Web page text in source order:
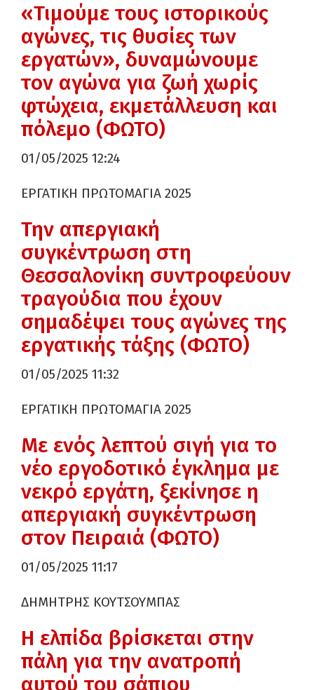
«Τιμούμε τους ιστορικούς
αγώνες, τις θυσίες των
εργατών», δυναμώνουμε
τον αγώνα για ζωή χωρίς
φτώχεια, εκμετάλλευση και
πόλεμο (ΦΩΤΟ)
01/05/2025 12:24
ΕΡΓΑΤΙΚΗ ΠΡΩΤΟΜΑΓΙΑ 2025
Την απεργιακή
συγκέντρωση στη
Θεσσαλονίκη συντροφεύουν
τραγούδια που έχουν
σημαδέψει τους αγώνες της
εργατικής τάξης (ΦΩΤΟ)
01/05/2025 11:32
ΕΡΓΑΤΙΚΗ ΠΡΩΤΟΜΑΓΙΑ 2025
Με ενός λεπτού σιγή για το
νέο εργοδοτικό έγκλημα με
νεκρό εργάτη, ξεκίνησε η
απεργιακή συγκέντρωση
στον Πειραιά (ΦΩΤΟ)
01/05/2025 11:17
ΔΗΜΗΤΡΗΣ ΚΟΥΤΣΟΥΜΠΑΣ
Η ελπίδα βρίσκεται στην
πάλη για την ανατροπή
αυτού του σάπιου